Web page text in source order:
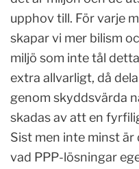
upphov till. För varje
skapar vi mer bilism
miljö som inte tål
extra allvarligt, då
genom skyddsvärda
skadas av att en
Sist men inte minst
vad PPP-lösningar